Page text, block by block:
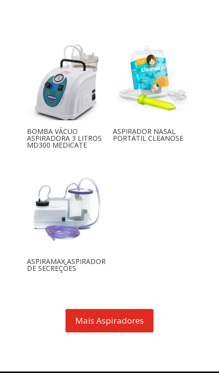
BOMBA VÁCUO
ASPIRADORA 3 LITROS
MD300 MEDICATE
ASPIRADOR NASAL
PORTÁTIL CLEANOSE
ASPIRAMAX ASPIRADOR
DE SECREÇÕES
Mais Aspiradores